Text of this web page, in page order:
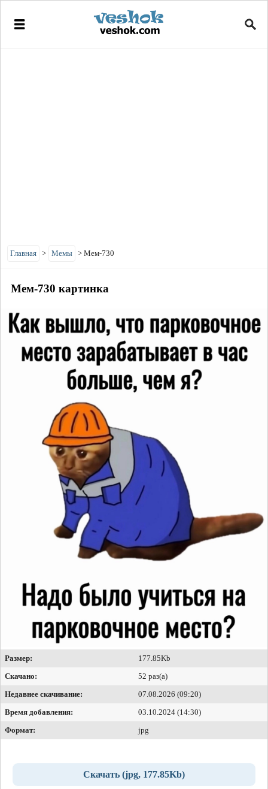
Главная > Мемы > Мем-730
Мем-730 картинка
Размер:
177.85Kb
Скачано:
52 раз(а)
Недавнее скачивание:
07.08.2026 (09:20)
Время добавления:
03.10.2024 (14:30)
Формат:
jpg
Скачать (jpg, 177.85Kb)